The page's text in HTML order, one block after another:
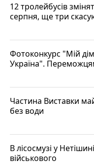
12 тролейбусів
серпня, ще три
Фотоконкурс "Мій
Україна".
Частина Виставки
без води
В лісосмузі у
військового